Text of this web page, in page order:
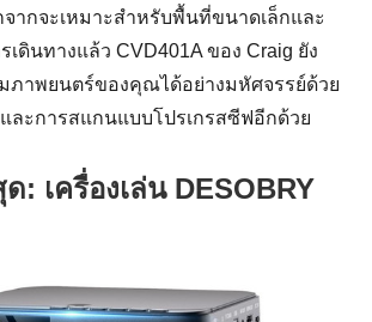
ากจะเหมาะสำหรับพื้นที่ขนาดเล็กและ
ดินทางแล้ว CVD401A ของ Craig ยัง
าพยนตร์ของคุณได้อย่างมหัศจรรย์ด้วย
ะการสแกนแบบโปรเกรสซีฟอีกด้วย
: เครื่องเล่น DESOBRY